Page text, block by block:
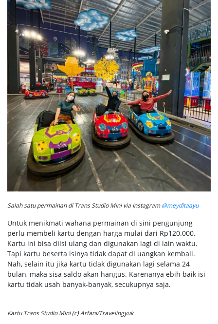
Salah satu permainan di Trans Studio Mini via Instagram@meyditaayu
Untuk menikmati wahana permainan di sini pengunjung
perlu membeli kartu dengan harga mulai dari Rp120.000.
Kartu ini bisa diisi ulang dan digunakan lagi di lain waktu.
Tapi kartu beserta isinya tidak dapat di uangkan kembali.
Nah, selain itu jika kartu tidak digunakan lagi selama 24
bulan, maka sisa saldo akan hangus. Karenanya ebih baik isi
kartu tidak usah banyak-banyak, secukupnya saja.
Kartu Trans Studio Mini (c) Arfani/Travelingyuk